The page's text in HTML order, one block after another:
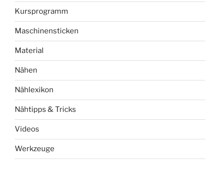
Kursprogramm
Maschinensticken
Material
Nähen
Nählexikon
Nähtipps & Tricks
Videos
Werkzeuge